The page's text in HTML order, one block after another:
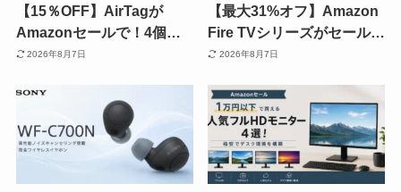
【15％OFF】AirTagが
Amazonセールで！4個セ
ットなら、1個当たり29%
2026年8月7日
【最大31%オフ】Amazon
Fire TVシリーズがセール！
テレビが一気に動画見放題
《Amazon サマーセール：
8/17まで》
2026年8月7日